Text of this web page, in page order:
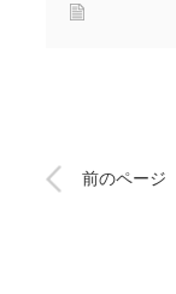
前のページ